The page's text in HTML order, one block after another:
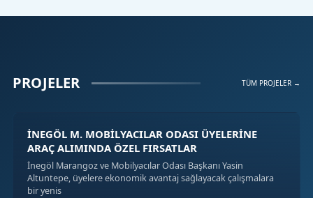
PROJELER TÜM PROJELER →
İNEGÖL M. MOBİLYACILAR ODASI ÜYELERİNE
ARAÇ ALIMINDA ÖZEL FIRSATLAR
İnegöl Marangoz ve Mobilyacılar Odası Başkanı Yasin
Altuntepe, üyelere ekonomik avantaj sağlayacak çalışmalara
bir yenis